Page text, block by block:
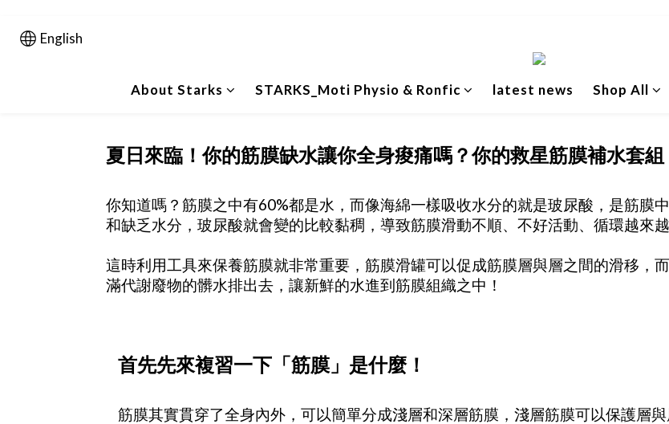
English
About Starks STARKS_Moti Physio & Ronfic latest news Shop All
夏日來臨！你的筋膜缺水讓你全身痠痛嗎？你的救星筋膜補水
你知道嗎？筋膜之中有60%都是水，而像海綿一樣吸收水分的就是玻尿酸，是筋膜
和缺乏水分，玻尿酸就會變的比較黏稠，導致筋膜滑動不順、不好活動、循環越來
這時利用工具來保養筋膜就非常重要，筋膜滑罐可以促成筋膜層與層之間的滑移，
滿代謝廢物的髒水排出去，讓新鮮的水進到筋膜組織之中！
首先先來複習一下「筋膜」是什麼！
筋膜其實貫穿了全身內外，可以簡單分成淺層和深層筋膜，淺層筋膜可以保護層